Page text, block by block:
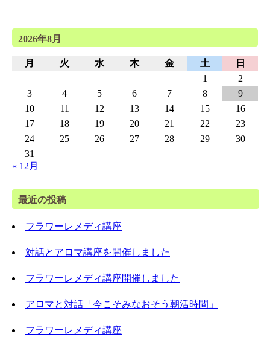
2026年8月
月 火 水 木 金 土
日
1
2
3
4 5 6 7 8
9
10
11 12 13 14 15
16
17
18 19 20 21 22
23
24
25 26 27 28 29
30
31
« 12月
最近の投稿
フラワーレメディ講座
対話とアロマ講座を開催しました
フラワーレメディ講座開催しました
アロマと対話「今こそみなおそう朝活時間」
フラワーレメディ講座